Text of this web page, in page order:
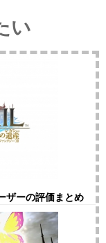
い
ザーの評価まとめ